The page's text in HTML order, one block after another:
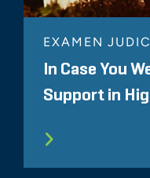
EXAMEN
In Case You
Support in